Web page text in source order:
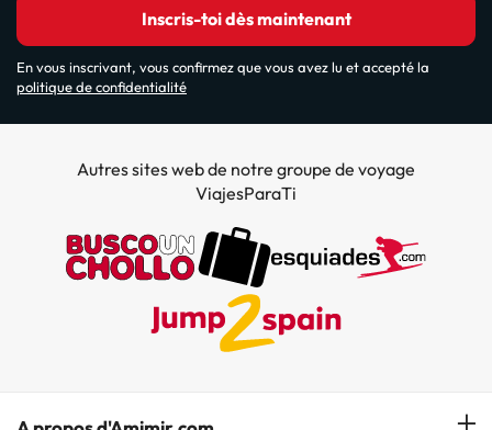
Inscris-toi dès maintenant
En vous inscrivant, vous confirmez que vous avez lu et accepté la
politique de confidentialité
Autres sites web de notre groupe de voyage
ViajesParaTi